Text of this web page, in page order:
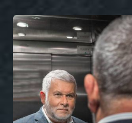
Czytaj więcej